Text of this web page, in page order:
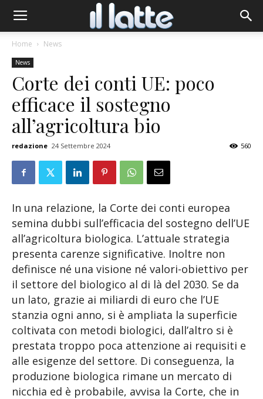
Home News
News
Corte dei conti UE: poco
efficace il sostegno
all’agricoltura bio
redazione 24 Settembre 2024 560
In una relazione, la Corte dei conti europea
semina dubbi sull’efficacia del sostegno dell’UE
all’agricoltura biologica. L’attuale strategia
presenta carenze significative. Inoltre non
definisce né una visione né valori-obiettivo per
il settore del biologico al di là del 2030. Se da
un lato, grazie ai miliardi di euro che l’UE
stanzia ogni anno, si è ampliata la superficie
coltivata con metodi biologici, dall’altro si è
prestata troppo poca attenzione ai requisiti e
alle esigenze del settore. Di conseguenza, la
produzione biologica rimane un mercato di
nicchia ed è probabile, avvisa la Corte, che in